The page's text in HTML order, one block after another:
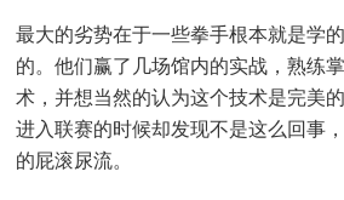
最大的劣势在于一些拳手根本就是学
的。他们赢了几场馆内的实战，熟练
术，并想当然的认为这个技术是完美
进入联赛的时候却发现不是这么回事
的屁滚尿流。